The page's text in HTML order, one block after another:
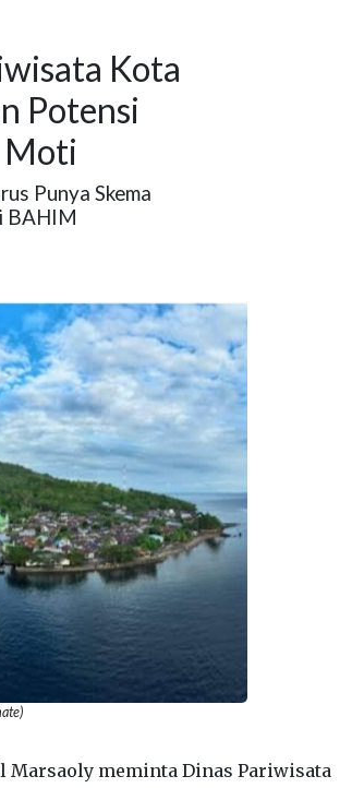
Kota
Potensi
Moti
Punya Skema
BAHIM
Marsaoly meminta Dinas Pariwisata